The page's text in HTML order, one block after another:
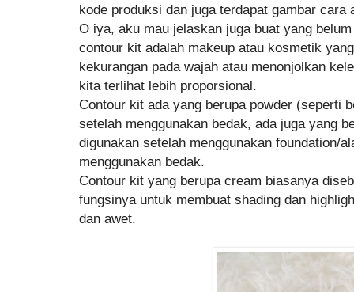
kode produksi dan juga terdapat gambar cara
O iya, aku mau jelaskan juga buat yang
contour kit adalah makeup atau kosmetik
kekurangan pada wajah atau menonjolkan
kita terlihat lebih proporsional.
Contour kit ada yang berupa powder (seperti
setelah menggunakan bedak, ada juga yang
digunakan setelah menggunakan foundation/
menggunakan bedak.
Contour kit yang berupa cream biasanya
fungsinya untuk membuat shading dan
dan awet.